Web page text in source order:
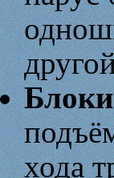
Блоки
хода